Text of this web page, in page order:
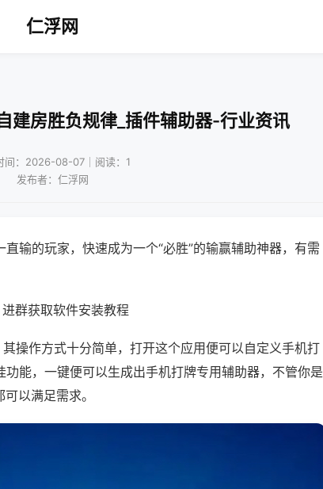
仁浮网
建房胜负规律_插件辅助器-行业资讯
间：2026-08-07｜阅读：1
发布者：仁浮网
输的玩家，快速成为一个“必胜”的输赢辅助神器，有需
群获取软件安装教程
操作方式十分简单，打开这个应用便可以自定义手机打
能，一键便可以生成出手机打牌专用辅助器，不管你是
以满足需求。